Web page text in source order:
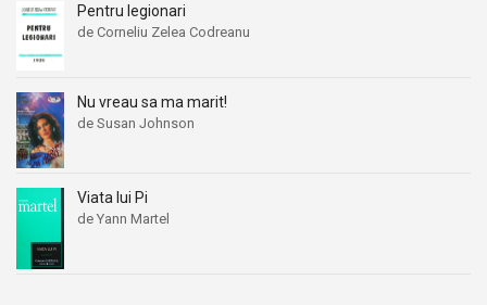
Pentru legionari
de Corneliu Zelea Codreanu
Nu vreau sa ma marit!
de Susan Johnson
Viata lui Pi
de Yann Martel